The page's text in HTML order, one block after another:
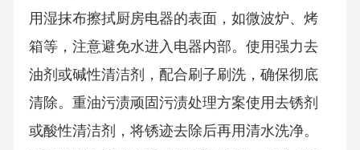
用湿抹布擦拭厨房电器的表面，如微波炉、烤
箱等，注意避免水进入电器内部。使用强力去
油剂或碱性清洁剂，配合刷子刷洗，确保彻底
清除。重油污渍顽固污渍处理方案使用去锈剂
或酸性清洁剂，将锈迹去除后再用清水洗净。